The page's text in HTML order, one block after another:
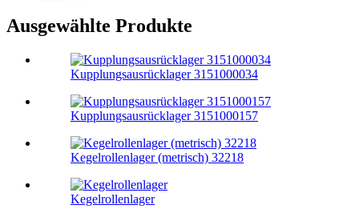
Ausgewählte Produkte
Kupplungsausrücklager 3151000034
Kupplungsausrücklager 3151000157
Kegelrollenlager (metrisch) 32218
Kegelrollenlager